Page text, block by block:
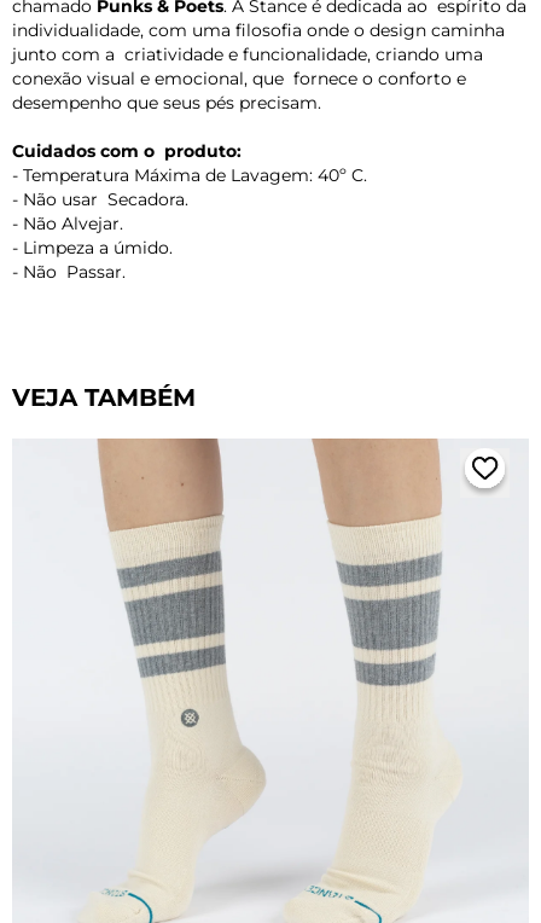
chamado Punks & Poets. A Stance é dedicada ao espírito da
individualidade, com uma filosofia onde o design caminha
junto com a criatividade e funcionalidade, criando uma
conexão visual e emocional, que fornece o conforto e
desempenho que seus pés precisam.
Cuidados com o produto:
- Temperatura Máxima de Lavagem: 40º C.
- Não usar Secadora.
- Não Alvejar.
- Limpeza a úmido.
- Não Passar.
VEJA TAMBÉM